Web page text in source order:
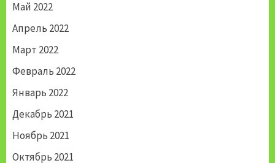
Май 2022
Апрель 2022
Март 2022
Февраль 2022
Январь 2022
Декабрь 2021
Ноябрь 2021
Октябрь 2021